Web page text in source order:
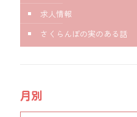
求人情報
さくらんぼの実のある話
月別